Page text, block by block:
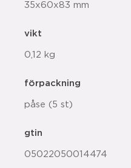
35x60x83 mm
vikt
0,12 kg
förpackning
påse (5 st)
gtin
05022050014474